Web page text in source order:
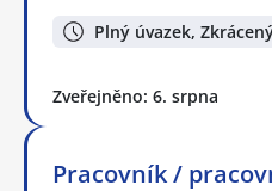
Plný úvazek,
Zveřejněno: 6. srpna
Pracovník /